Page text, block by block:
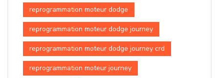
reprogrammation moteur dodge
reprogrammation moteur dodge journey
reprogrammation moteur dodge journey crd
reprogrammation moteur journey